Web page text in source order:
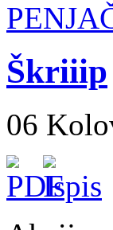
Škriiip
06